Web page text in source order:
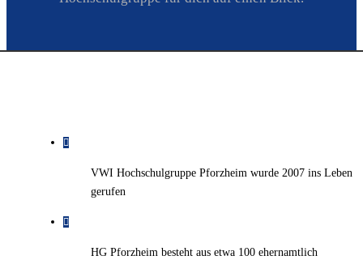
VWI Hochschulgruppe Pforzheim wurde 2007 ins Leben
gerufen
HG Pforzheim besteht aus etwa 100 ehernamtlich